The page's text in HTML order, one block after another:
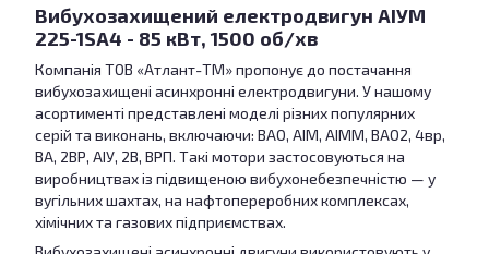
Вибухозахищений електродвигун АІУМ
225-1SA4 - 85 кВт, 1500 об/хв
Компанія ТОВ «Атлант-ТМ» пропонує до постачання
вибухозахищені асинхронні електродвигуни. У нашому
асортименті представлені моделі різних популярних
серій та виконань, включаючи: ВАО, АІМ, АІММ, ВАО2, 4вр,
ВА, 2ВР, АІУ, 2В, ВРП. Такі мотори застосовуються на
виробництвах із підвищеною вибухонебезпечністю — у
вугільних шахтах, на нафтопереробних комплексах,
хімічних та газових підприємствах.